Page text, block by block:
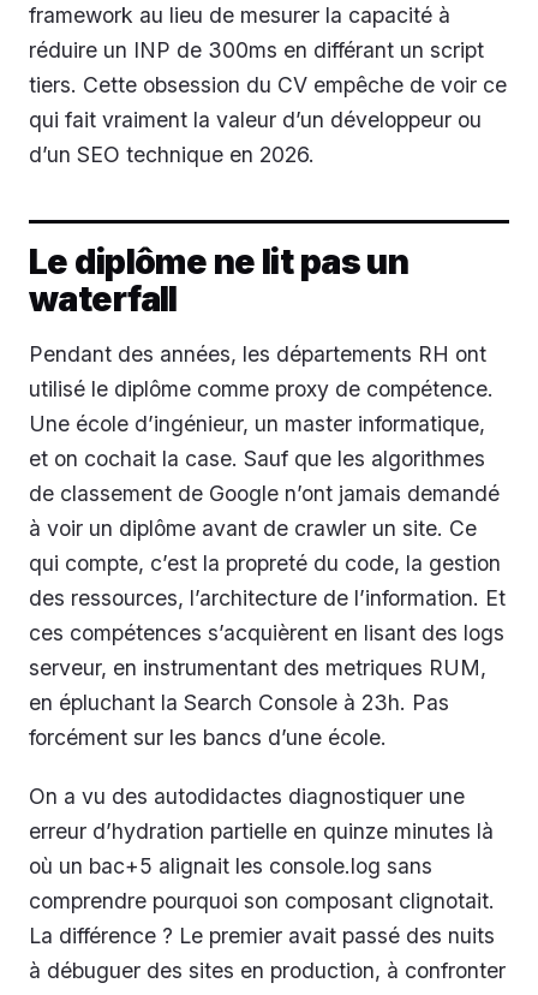
framework au lieu de mesurer la capacité à
réduire un INP de 300ms en différant un script
tiers. Cette obsession du CV empêche de voir ce
qui fait vraiment la valeur d’un développeur ou
d’un SEO technique en 2026.
Le diplôme ne lit pas un
waterfall
Pendant des années, les départements RH ont
utilisé le diplôme comme proxy de compétence.
Une école d’ingénieur, un master informatique,
et on cochait la case. Sauf que les algorithmes
de classement de Google n’ont jamais demandé
à voir un diplôme avant de crawler un site. Ce
qui compte, c’est la propreté du code, la gestion
des ressources, l’architecture de l’information. Et
ces compétences s’acquièrent en lisant des logs
serveur, en instrumentant des metriques RUM,
en épluchant la Search Console à 23h. Pas
forcément sur les bancs d’une école.
On a vu des autodidactes diagnostiquer une
erreur d’hydration partielle en quinze minutes là
où un bac+5 alignait les console.log sans
comprendre pourquoi son composant clignotait.
La différence ? Le premier avait passé des nuits
à débuguer des sites en production, à confronter